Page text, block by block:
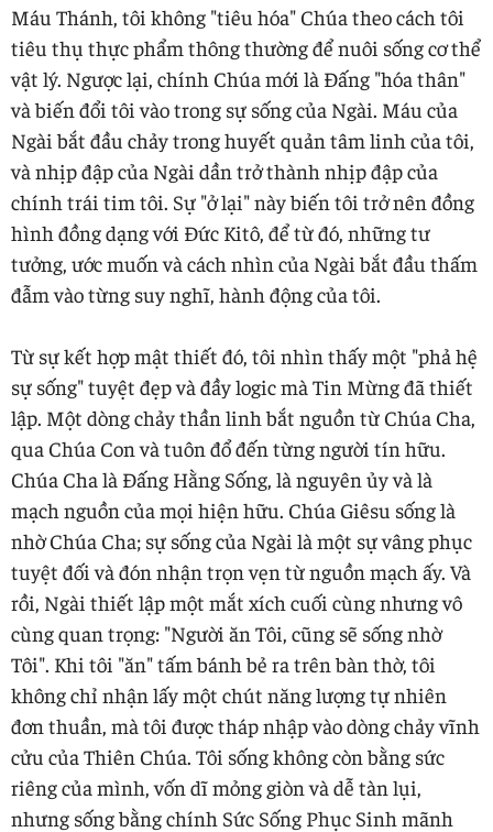
Máu Thánh, tôi không "tiêu hóa" Chúa theo cách tôi
tiêu thụ thực phẩm thông thường để nuôi sống cơ thể
vật lý. Ngược lại, chính Chúa mới là Đấng "hóa thân"
và biến đổi tôi vào trong sự sống của Ngài. Máu của
Ngài bắt đầu chảy trong huyết quản tâm linh của tôi,
và nhịp đập của Ngài dần trở thành nhịp đập của
chính trái tim tôi. Sự "ở lại" này biến tôi trở nên đồng
hình đồng dạng với Đức Kitô, để từ đó, những tư
tưởng, ước muốn và cách nhìn của Ngài bắt đầu thấm
đẫm vào từng suy nghĩ, hành động của tôi.
Từ sự kết hợp mật thiết đó, tôi nhìn thấy một "phả hệ
sự sống" tuyệt đẹp và đầy logic mà Tin Mừng đã thiết
lập. Một dòng chảy thần linh bắt nguồn từ Chúa Cha,
qua Chúa Con và tuôn đổ đến từng người tín hữu.
Chúa Cha là Đấng Hằng Sống, là nguyên ủy và là
mạch nguồn của mọi hiện hữu. Chúa Giêsu sống là
nhờ Chúa Cha; sự sống của Ngài là một sự vâng phục
tuyệt đối và đón nhận trọn vẹn từ nguồn mạch ấy. Và
rồi, Ngài thiết lập một mắt xích cuối cùng nhưng vô
cùng quan trọng: "Người ăn Tôi, cũng sẽ sống nhờ
Tôi". Khi tôi "ăn" tấm bánh bẻ ra trên bàn thờ, tôi
không chỉ nhận lấy một chút năng lượng tự nhiên
đơn thuần, mà tôi được tháp nhập vào dòng chảy vĩnh
cửu của Thiên Chúa. Tôi sống không còn bằng sức
riêng của mình, vốn dĩ mỏng giòn và dễ tàn lụi,
nhưng sống bằng chính Sức Sống Phục Sinh mãnh